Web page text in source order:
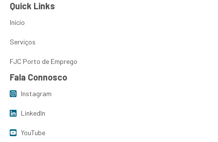
Quick Links
Início
Serviços
FJC Porto de Emprego
Fala Connosco
Instagram
LinkedIn
YouTube